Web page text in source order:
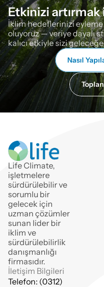
Etkinizi artırmak
İklim hedeflerinizi
oluyoruz — veriye dayalı
kalıcı etkiyle sizi
Nasıl
Life Climate,
işletmelere
sürdürülebilir ve
sorumlu bir
gelecek için
sunan lider bir
iklim ve
sürdürülebilirlik
danışmanlığı
firmasıdır.
İletişim Bilgileri
Telefon: (0312)